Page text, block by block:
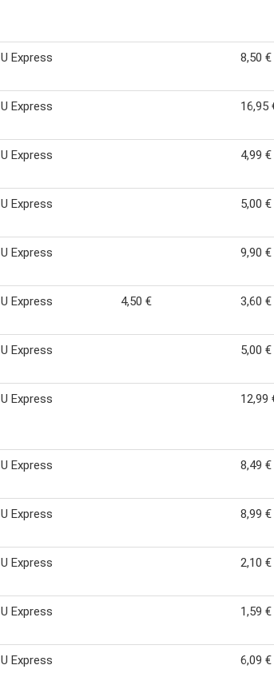
U Express 8,50 €
U Express 16,95
U Express 4,99 €
U Express 5,00 €
U Express 9,90 €
U Express 4,50 € 3,60 €
U Express 5,00 €
U Express 12,99
U Express 8,49 €
U Express 8,99 €
U Express 2,10 €
U Express 1,59 €
U Express 6,09 €